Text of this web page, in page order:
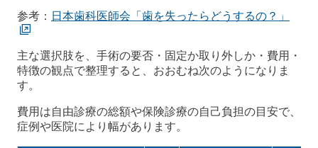
参考： 日本歯科医師会「歯を失ったらどうするの？」
主な選択肢を、手術の要否・固定か取り外しか・費用・
特徴の観点で整理すると、おおむね次のようになりま
す。
費用は自由診療の総額や保険診療の自己負担の目安で、
症例や医院により幅があります。